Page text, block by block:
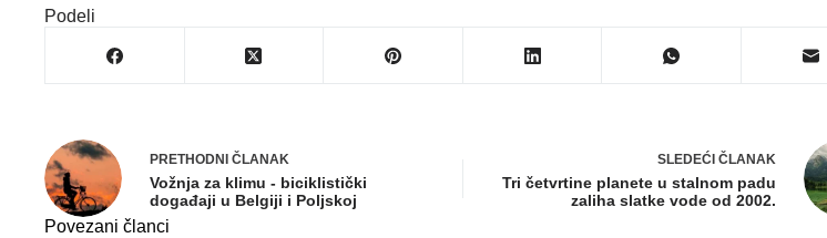
Podeli
PRETHODNI ČLANAK
Vožnja za klimu - biciklistički
događaji u Belgiji i Poljskoj
SLEDEĆI ČLANAK
Tri četvrtine planete u stalnom padu
zaliha slatke vode od 2002.
Povezani članci